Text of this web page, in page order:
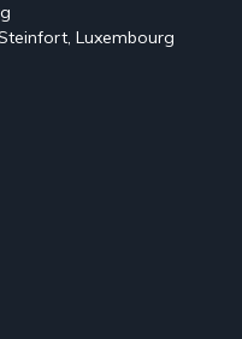
Luxembourg